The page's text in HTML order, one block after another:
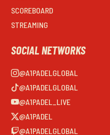
SCOREBOARD
STREAMING
SOCIAL NETWORKS
@A1PADELGLOBAL
@A1PADELGLOBAL
@A1PADEL_LIVE
@A1PADEL
@A1PADELGLOBAL